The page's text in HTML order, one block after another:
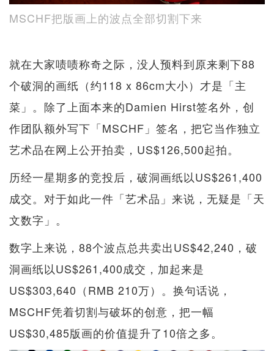
MSCHF把版画上的波点全部切割下来
就在大家啧啧称奇之际，没人预料到原来剩下88
个破洞的画纸（约118 x 86cm大小）才是「主
菜」。除了上面本来的Damien Hirst签名外，创
作团队额外写下「MSCHF」签名，把它当作独立
艺术品在网上公开拍卖，US$126,500起拍。
历经一星期多的竞投后，破洞画纸以US$261,400
成交。对于如此一件「艺术品」来说，无疑是「天
文数字」。
数字上来说，88个波点总共卖出US$42,240，破
洞画纸以US$261,400成交，加起来是
US$303,640（RMB 210万）。换句话说，
MSCHF凭着切割与破坏的创意，把一幅
US$30,485版画的价值提升了10倍之多。